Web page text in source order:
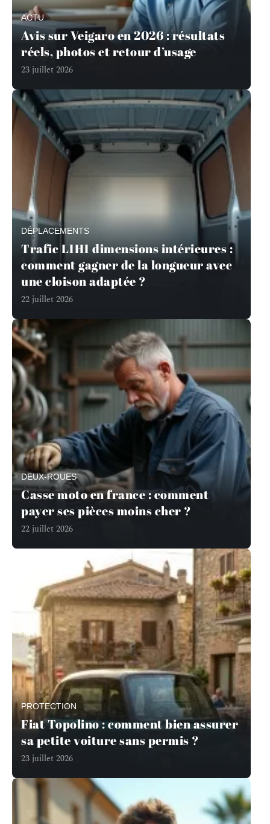
ACTU
Avis sur Veigaro en 2026 : résultats
réels, photos et retour d’usage
23 juillet 2026
DÉPLACEMENTS
Trafic L1H1 dimensions intérieures :
comment gagner de la longueur avec
une cloison adaptée ?
22 juillet 2026
DEUX-ROUES
Casse moto en france : comment
payer ses pièces moins cher ?
22 juillet 2026
PROTECTION
Fiat Topolino : comment bien assurer
sa petite voiture sans permis ?
23 juillet 2026